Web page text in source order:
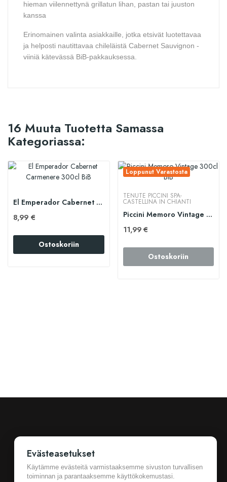
hieman viilennettynä grillatun lihan, pastan tai juuston
kanssa
Erinomainen valinta asiakkaille, jotka etsivät luotettavaa
ja helposti nautittavaa chileläistä Cabernet Sauvignon -
viiniä kätevässä BiB-pakkauksessa.
16 Muuta Tuotetta Samassa
Kategoriassa:
El Emperador Cabernet Carmenere 300cl BiB
8,99 €
Ostoskoriin
Loppunut Varastosta
TENUTE PICCINI SPA-
CASTELLINA IN CHIANTI
Piccini Memoro Vintage 300cl BiB
11,99 €
Ostoskoriin
Ostotiedot Cookie Settings Yleiset sopimusehdot
Evästeasetukset
Käytämme evästeitä varmistaaksemme sivuston turvallisen
toiminnan ja parantaaksemme käyttökokemustasi.